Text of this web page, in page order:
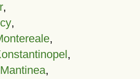
,
,
,
,
,